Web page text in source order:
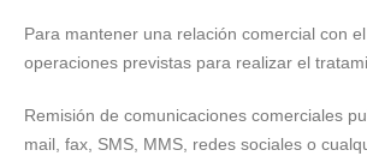
Para mantener una relación comercial con
operaciones previstas para realizar el
Remisión de comunicaciones comerciales
mail, fax, SMS, MMS, redes sociales o